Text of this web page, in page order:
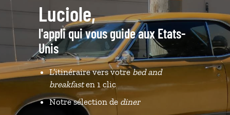
Luciole,
l'appli qui vous guide aux Etats-
Unis
L’itinéraire vers votrebed and
breakfasten 1 clic
Notre sélection de diner